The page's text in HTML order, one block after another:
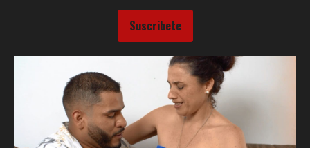
Suscribete